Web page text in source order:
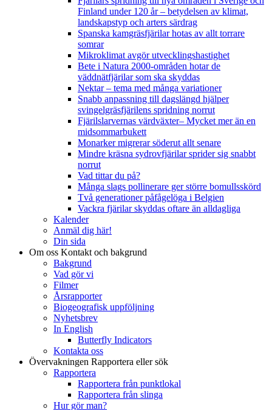
Finland under 120 år– betydelsen av klimat,
landskapstyp och arters särdrag
Spanska kamgräsfjärilar hotas av allt torrare
somrar
Mikroklimat avgör utvecklingshastighet
Bete i Natura 2000-områden hotar de
väddnätfjärilar som ska skyddas
Nektar – tema med många variationer
Snabb anpassning till dagslängd hjälper
svingelgräsfjärilens spridning norrut
Fjärilslarvernas värdväxter– Mycket mer än en
midsommarbukett
Monarker migrerar söderut allt senare
Mindre kräsna sydrovfjärilar sprider sig snabbt
norrut
Vad tittar du på?
Många slags pollinerare ger större bomullsskörd
Två generationer påfågelöga i Belgien
Vackra fjärilar skyddas oftare än alldagliga
Kalender
Anmäl dig här!
Din sida
Om oss Kontakt och bakgrund
Bakgrund
Vad gör vi
Filmer
Årsrapporter
Biogeografisk uppföljning
Nyhetsbrev
In English
Butterfly Indicators
Kontakta oss
Övervakningen Rapportera eller sök
Rapportera
Rapportera från punktlokal
Rapportera från slinga
Hur gör man?